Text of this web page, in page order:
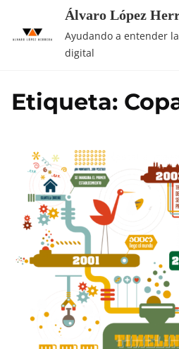
Álvaro López
Ayudando a entender
digital
Etiqueta: